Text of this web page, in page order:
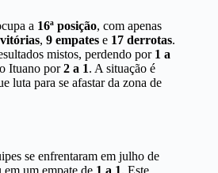
a 16ª posição, com apenas
, 9 empates e 17 derrotas.
mistos, perdendo por 1 a
Ituano por2 a 1. A situação é
luta para se afastar da zona de
se enfrentaram em julho de
um empate de 1 a 1. Este